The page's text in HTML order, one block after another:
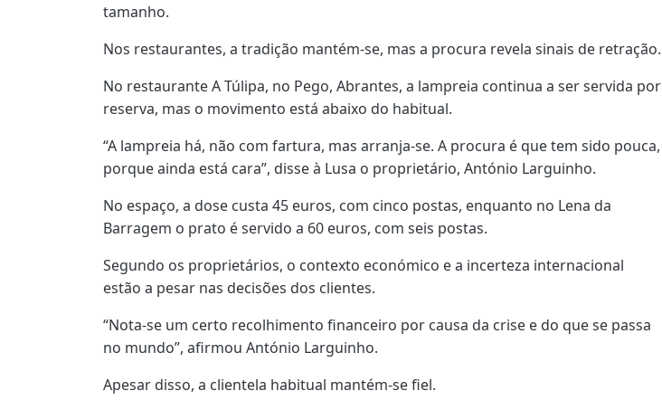
tamanho.
Nos restaurantes, a tradição mantém-se, mas a procura revela sinais de retração.
No restaurante A Túlipa, no Pego, Abrantes, a lampreia continua a ser servida por
reserva, mas o movimento está abaixo do habitual.
“A lampreia há, não com fartura, mas arranja-se. A procura é que tem sido pouca,
porque ainda está cara”, disse à Lusa o proprietário, António Larguinho.
No espaço, a dose custa 45 euros, com cinco postas, enquanto no Lena da
Barragem o prato é servido a 60 euros, com seis postas.
Segundo os proprietários, o contexto económico e a incerteza internacional
estão a pesar nas decisões dos clientes.
“Nota-se um certo recolhimento financeiro por causa da crise e do que se passa
no mundo”, afirmou António Larguinho.
Apesar disso, a clientela habitual mantém-se fiel.